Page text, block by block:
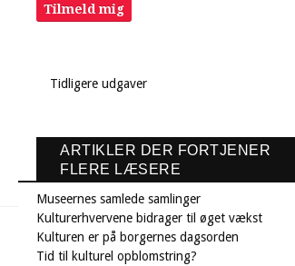
Tilmeld mig
Tidligere udgaver
ARTIKLER DER FORTJENER
FLERE LÆSERE
Museernes samlede samlinger
Kulturerhvervene bidrager til øget vækst
Kulturen er på borgernes dagsorden
Tid til kulturel opblomstring?